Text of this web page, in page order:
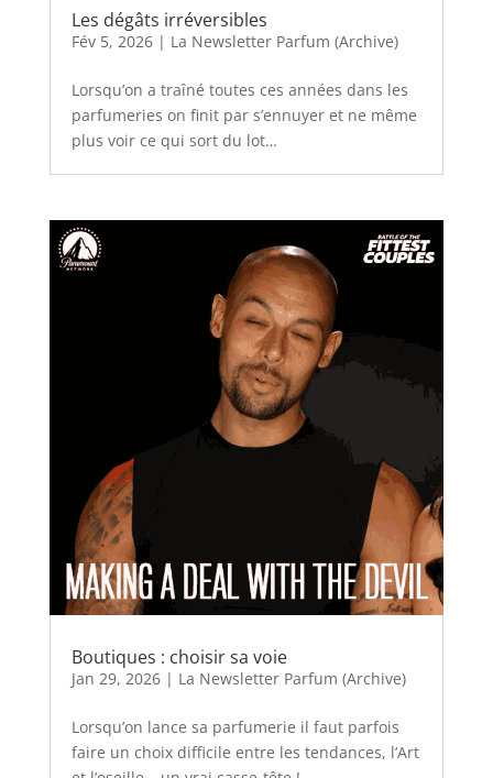
Les dégâts irréversibles
Fév 5, 2026| La Newsletter Parfum (Archive)
Lorsqu’on a traîné toutes ces années dans les
parfumeries on finit par s’ennuyer et ne même
plus voir ce qui sort du lot…
Boutiques : choisir sa voie
Jan 29, 2026| La Newsletter Parfum (Archive)
Lorsqu’on lance sa parfumerie il faut parfois
faire un choix difficile entre les tendances, l’Art